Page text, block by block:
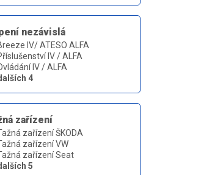
nezávislá
IV/ ATESO ALFA
IV / ALFA
IV / ALFA
4
zařízení
zařízení ŠKODA
zařízení VW
zařízení Seat
5